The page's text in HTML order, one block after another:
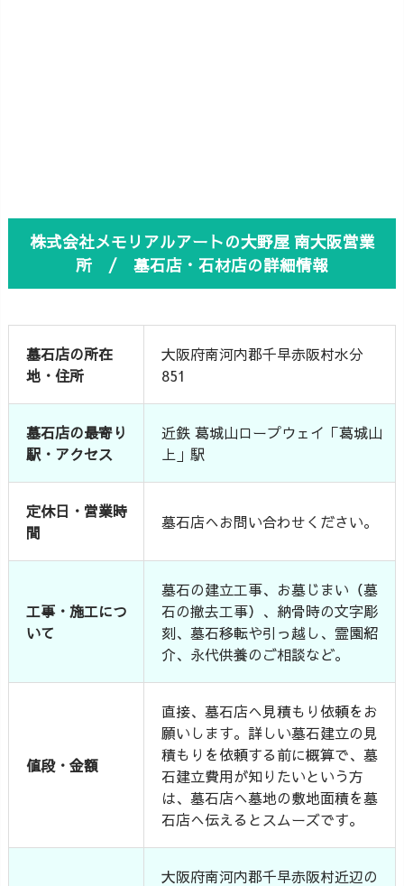
株式会社メモリアルアートの大野屋 南大阪営業
所 / 墓石店・石材店の詳細情報
墓石店の所在
地・住所
大阪府南河内郡千早赤阪村水分
851
墓石店の最寄り
駅・アクセス
近鉄 葛城山ロープウェイ「葛城山
上」駅
定休日・営業時
間
墓石店へお問い合わせください。
工事・施工につ
いて
墓石の建立工事、お墓じまい（墓
石の撤去工事）、納骨時の文字彫
刻、墓石移転や引っ越し、霊園紹
介、永代供養のご相談など。
値段・金額
直接、墓石店へ見積もり依頼をお
願いします。詳しい墓石建立の見
積もりを依頼する前に概算で、墓
石建立費用が知りたいという方
は、墓石店へ墓地の敷地面積を墓
石店へ伝えるとスムーズです。
大阪府南河内郡千早赤阪村近辺の